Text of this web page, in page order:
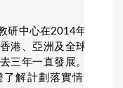
研中心在2014年11月
港、亞洲及全球災難防
三年一直發展。我們預
解計劃落實情況，以